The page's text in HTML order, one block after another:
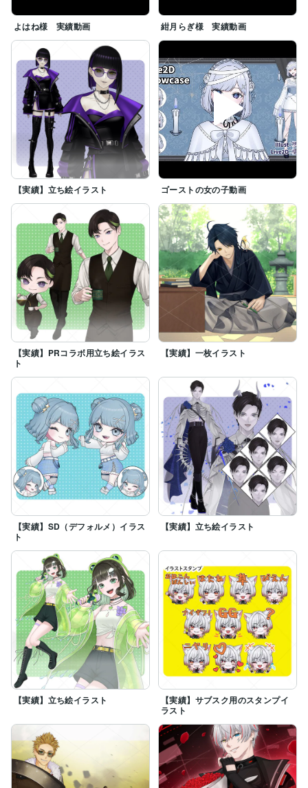
よはね様 実績動画 紺月らぎ様 実績動画
【実績】立ち絵イラスト ゴーストの女の子動画
【実績】PRコラボ用立ち絵イラス
ト
【実績】一枚イラスト
【実績】SD（デフォルメ）イラス
ト
【実績】立ち絵イラスト
【実績】立ち絵イラスト
【実績】サブスク用のスタンプイ
ラスト